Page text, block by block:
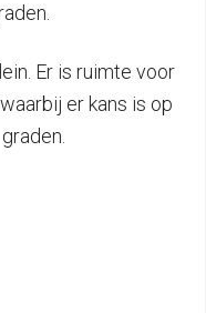
Er is ruimte voor
er kans is op